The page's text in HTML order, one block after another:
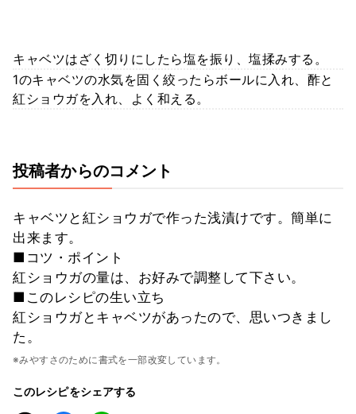
キャベツはざく切りにしたら塩を振り、塩揉みする。
1のキャベツの水気を固く絞ったらボールに入れ、酢と
紅ショウガを入れ、よく和える。
投稿者からのコメント
キャベツと紅ショウガで作った浅漬けです。簡単に
出来ます。
■コツ・ポイント
紅ショウガの量は、お好みで調整して下さい。
■このレシピの生い立ち
紅ショウガとキャベツがあったので、思いつきまし
た。
※みやすさのために書式を一部改変しています。
このレシピをシェアする